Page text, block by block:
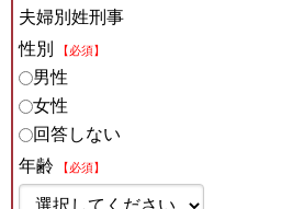
夫婦別姓刑事
性別
【必須】
男性
女性
回答しない
年齢
【必須】